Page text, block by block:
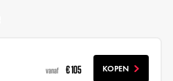
vanaf € 105 KOPEN